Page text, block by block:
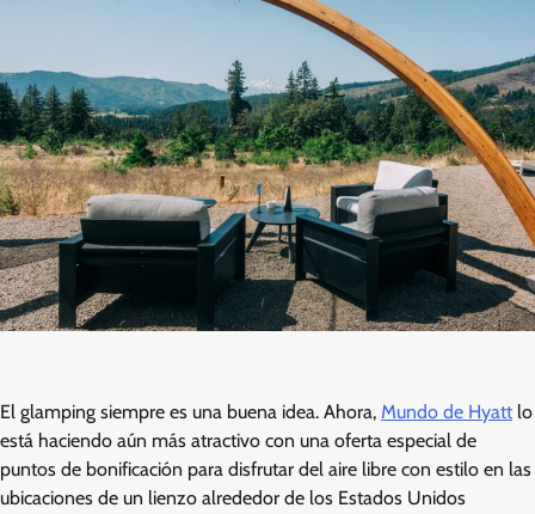
El glamping siempre es una buena idea. Ahora, Mundo de Hyatt lo
está haciendo aún más atractivo con una oferta especial de
puntos de bonificación para disfrutar del aire libre con estilo en las
ubicaciones de un lienzo alrededor de los Estados Unidos